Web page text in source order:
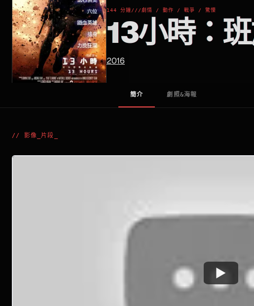
144 分鐘/// 劇情 / 動作 / 戰爭 / 驚慄
13小時：
2016
簡介 劇照&海報
// 影像_片段
Watch